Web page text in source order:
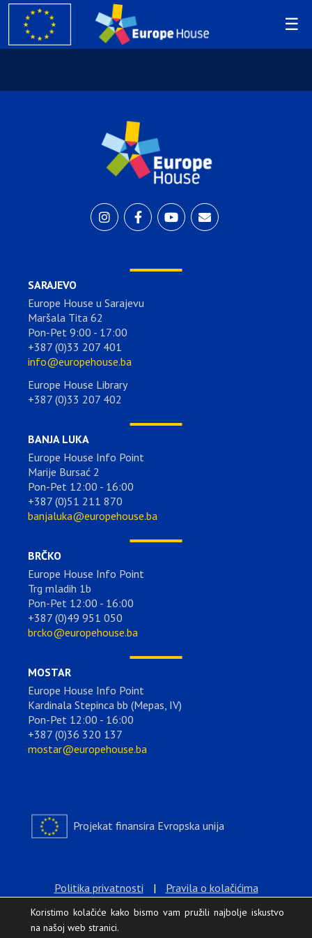
SARAJEVO
Europe House u Sarajevu
Maršala Tita 62
Pon-Pet 9:00 - 17:00
+387 (0)33 207 401
info@europehouse.ba
Europe House Library
+387 (0)33 207 402
BANJA LUKA
Europe House Info Point
Marije Bursać 2
Pon-Pet 12:00 - 16:00
+387 (0)51 211 870
banjaluka@europehouse.ba
BRČKO
Europe House Info Point
Trg mladih 1b
Pon-Pet 12:00 - 16:00
+387 (0)49 951 050
brcko@europehouse.ba
MOSTAR
Europe House Info Point
Kardinala Stepinca bb (Mepas, IV)
Pon-Pet 12:00 - 16:00
+387 (0)36 320 137
mostar@europehouse.ba
Projekat finansira Evropska unija
Politika privatnosti | Pravila o kolačićima
Koristimo kolačiće kako bismo vam pružili najbolje iskustvo
na našoj web stranici.